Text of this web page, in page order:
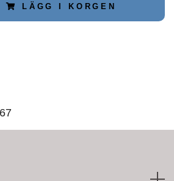
LÄGG I KORGEN